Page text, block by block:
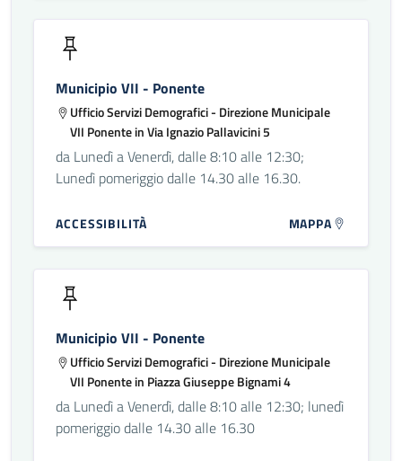
Municipio VII - Ponente
Ufficio Servizi Demografici - Direzione Municipale
VII Ponente in Via Ignazio Pallavicini 5
da Lunedì a Venerdì, dalle 8:10 alle 12:30;
Lunedì pomeriggio dalle 14.30 alle 16.30.
ACCESSIBILITÀ MAPPA
Municipio VII - Ponente
Ufficio Servizi Demografici - Direzione Municipale
VII Ponente in Piazza Giuseppe Bignami 4
da Lunedì a Venerdì, dalle 8:10 alle 12:30; lunedì
pomeriggio dalle 14.30 alle 16.30